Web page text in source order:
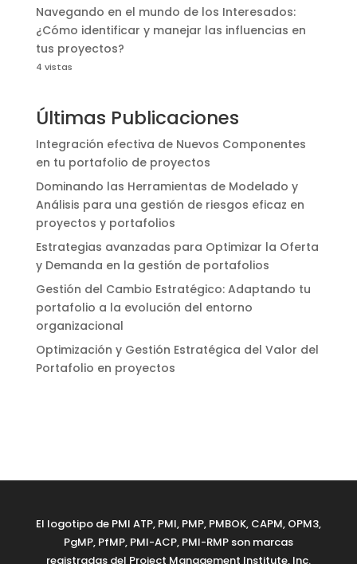
Navegando en el mundo de los Interesados:
¿Cómo identificar y manejar las influencias en
tus proyectos?
4 vistas
Últimas Publicaciones
Integración efectiva de Nuevos Componentes
en tu portafolio de proyectos
Dominando las Herramientas de Modelado y
Análisis para una gestión de riesgos eficaz en
proyectos y portafolios
Estrategias avanzadas para Optimizar la Oferta
y Demanda en la gestión de portafolios
Gestión del Cambio Estratégico: Adaptando tu
portafolio a la evolución del entorno
organizacional
Optimización y Gestión Estratégica del Valor del
Portafolio en proyectos
El logotipo de PMI ATP, PMI, PMP, PMBOK, CAPM, OPM3,
PgMP, PfMP, PMI-ACP, PMI-RMP son marcas
registradas del Project Management Institute, Inc.